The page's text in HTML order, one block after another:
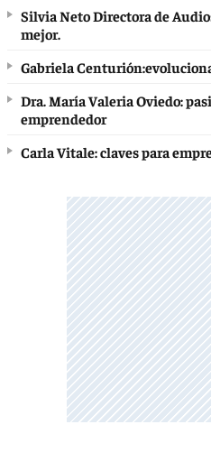
Silvia Neto Directora de
mejor.
Gabriela
Dra. María Valeria Oviedo:
emprendedor
Carla Vitale: claves para